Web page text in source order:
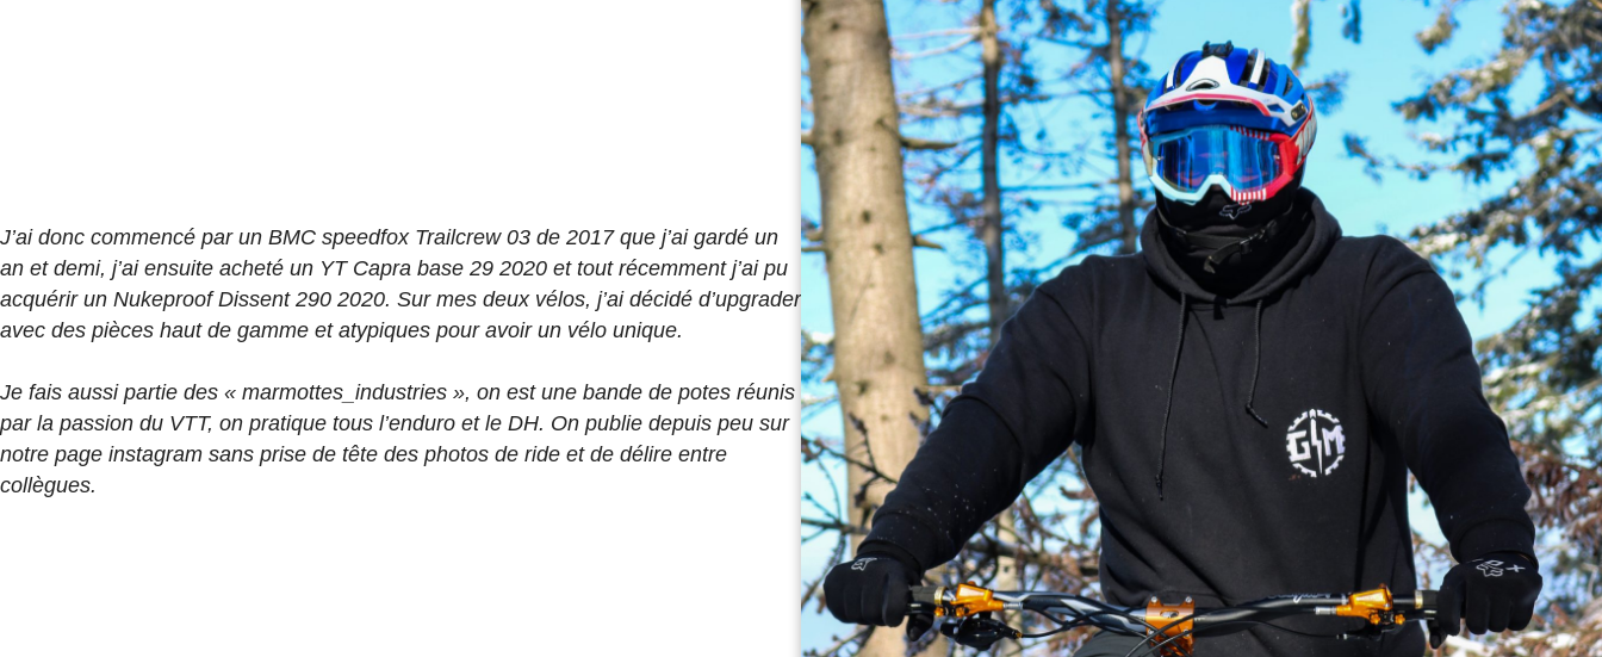
J’ai donc commencé par un BMC speedfox Trailcrew 03 de 2017 que j’ai gardé un
an et demi, j’ai ensuite acheté un YT Capra base 29 2020 et tout récemment j’ai pu
acquérir un Nukeproof Dissent 290 2020. Sur mes deux vélos, j’ai décidé d’upgrader
avec des pièces haut de gamme et atypiques pour avoir un vélo unique.
Je fais aussi partie des « marmottes_industries », on est une bande de potes réunis
par la passion du VTT, on pratique tous l’enduro et le DH. On publie depuis peu sur
notre page instagram sans prise de tête des photos de ride et de délire entre
collègues.